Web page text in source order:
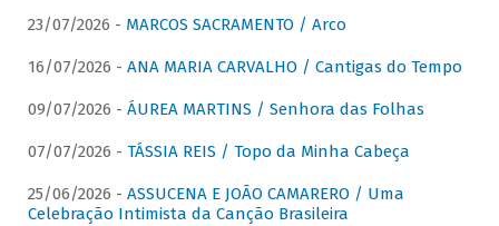
23/07/2026 - MARCOS SACRAMENTO / Arco
16/07/2026 - ANA MARIA CARVALHO / Cantigas do Tempo
09/07/2026 - ÁUREA MARTINS / Senhora das Folhas
07/07/2026 - TÁSSIA REIS / Topo da Minha Cabeça
25/06/2026 - ASSUCENA E JOÃO CAMARERO / Uma
Celebração Intimista da Canção Brasileira